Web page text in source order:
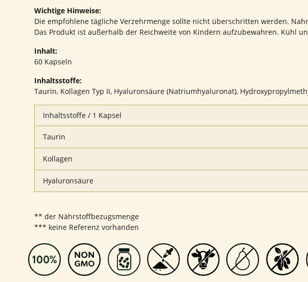
Wichtige Hinweise:
Die empfohlene tägliche Verzehrmenge sollte nicht überschritten werden.
Das Produkt ist außerhalb der Reichweite von Kindern aufzubewahren. Kühl
Inhalt:
60 Kapseln
Inhaltsstoffe:
Taurin, Kollagen Typ II, Hyaluronsäure (Natriumhyaluronat),
Inhaltsstoffe / 1 Kapsel
Taurin
Kollagen
Hyaluronsäure
** der Nährstoffbezugsmenge
*** keine Referenz vorhanden